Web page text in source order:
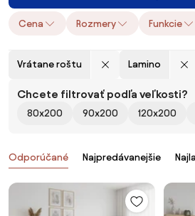
Cena Rozmery Funkcie
Vrátane roštu Lamino
Chcete filtrovať podľa veľkosti?
80x200
90x200 120x200
Produkty
Odporúčané Najpredávanejšie